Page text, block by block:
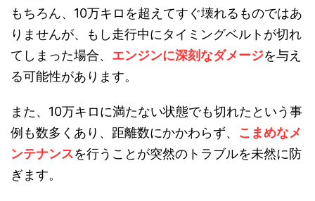
もちろん、10万キロを超えてすぐ壊れるものではあ
りませんが、もし走行中にタイミングベルトが切れ
てしまった場合、 エンジンに深刻なダメージを与え
る可能性があります。
また、10万キロに満たない状態でも切れたという事
例も数多くあり、距離数にかかわらず、 こまめなメ
ンテナンスを行うことが突然のトラブルを未然に防
ぎます。